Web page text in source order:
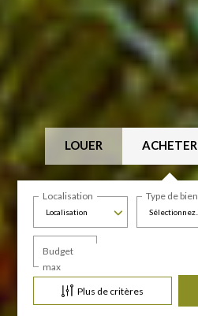
LOUER ACHETER
Localisation
Localisation
Sélectionnez...
Type de bien
Budget
max
Plus de critères